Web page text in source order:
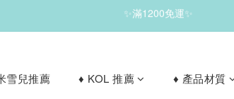
✨滿1200免運✨
✨珍藏之選，雙件7折｜五件6 折✨
雪兒推薦 ♦︎ KOL 推薦 ♦︎ 產品材質